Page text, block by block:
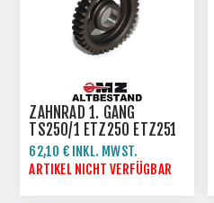
ZAHNRAD 1. GANG
TS250/1 ETZ250 ETZ251
62,10 € INKL. MWST.
69,00 € INKL. MWST.
ARTIKEL NICHT VERFÜGBAR